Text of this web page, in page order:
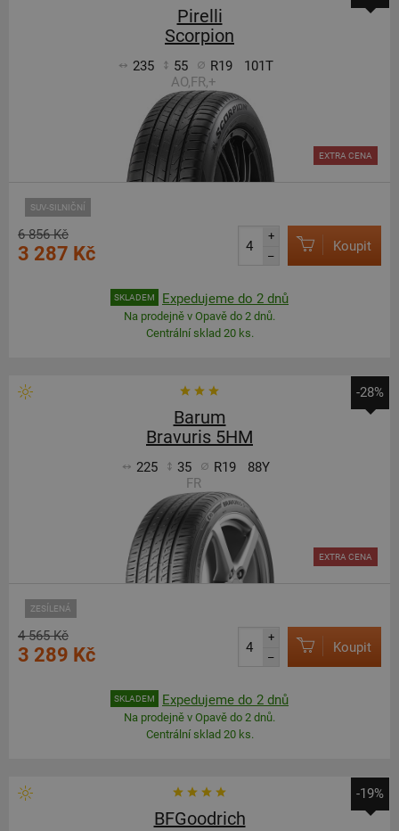
Pirelli
Scorpion
235 55 R19
101T
AO,FR,+
SUV-SILNIČNÍ
EXTRA CENA
6 856 Kč
3 287 Kč
+
–
Koupit
SKLADEM Expedujeme do 2 dnů
Na prodejně v Opavě do 2 dnů.
Centrální sklad 20 ks.
-28%
Barum
Bravuris 5HM
225 35 R19
88Y
FR
ZESÍLENÁ
EXTRA CENA
4 565 Kč
3 289 Kč
+
–
Koupit
SKLADEM Expedujeme do 2 dnů
Na prodejně v Opavě do 2 dnů.
Centrální sklad 20 ks.
-19%
BFGoodrich